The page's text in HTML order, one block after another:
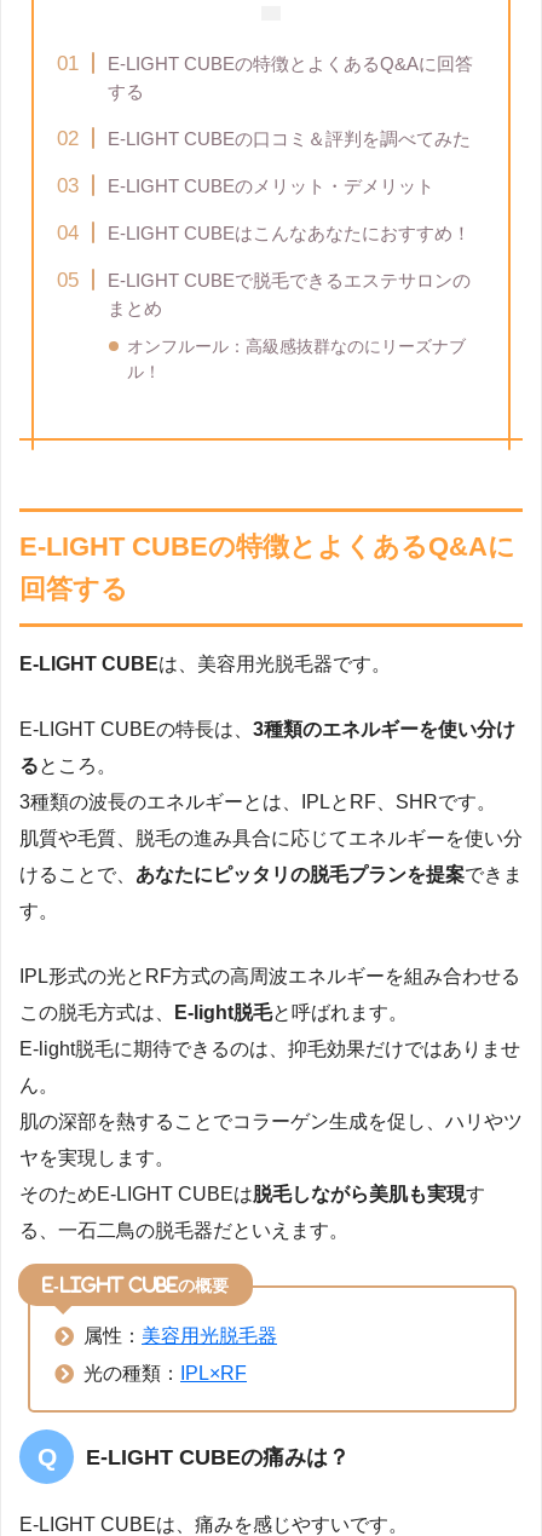
E-LIGHT CUBEの特徴とよくあるQ&Aに回答
する
E-LIGHT CUBEの口コミ＆評判を調べてみた
E-LIGHT CUBEのメリット・デメリット
E-LIGHT CUBEはこんなあなたにおすすめ！
E-LIGHT CUBEで脱毛できるエステサロンの
まとめ
オンフルール：高級感抜群なのにリーズナブ
ル！
E-LIGHT CUBEの特徴とよくあるQ&Aに
回答する
E-LIGHT CUBEは、美容用光脱毛器です。
E-LIGHT CUBEの特長は、 3種類のエネルギーを使い分け
るところ。
3種類の波長のエネルギーとは、IPLとRF、SHRです。
肌質や毛質、脱毛の進み具合に応じてエネルギーを使い分
けることで、 あなたにピッタリの脱毛プランを提案できま
す。
IPL形式の光とRF方式の高周波エネルギーを組み合わせる
この脱毛方式は、
E-light脱毛と呼ばれます。
E-light脱毛に期待できるのは、抑毛効果だけではありませ
ん。
肌の深部を熱することでコラーゲン生成を促し、ハリやツ
ヤを実現します。
そのためE-LIGHT CUBEは脱毛しながら美肌も実現す
る、一石二鳥の脱毛器だといえます。
E-LIGHT CUBEの概要
属性： 美容用光脱毛器
光の種類：
IPL×RF
E-LIGHT CUBEの痛みは？
E-LIGHT CUBEは、痛みを感じやすいです。